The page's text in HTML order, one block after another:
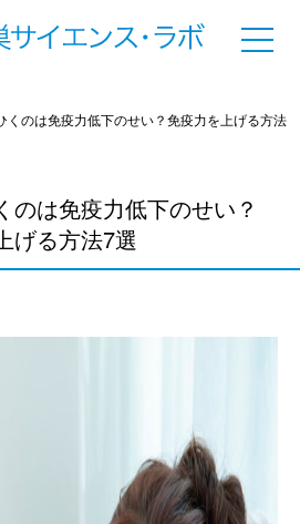
くのは免疫力低下のせい？免疫力を上げる方法
のは免疫力低下のせい？
げる方法7選